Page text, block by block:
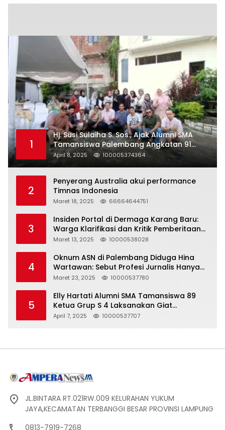
1
Hj. Susi Sulaiha S. Sos., Ajak Alumni SMA
Tamansiswa Palembang Angkatan 91
Halal Bihalal
April 8, 2025 100005374364
2
Penyerang Australia akui performance
Timnas Indonesia
Maret 18, 2025 66664644751
3
Insiden Portal di Dermaga Karang Baru:
Warga Klarifikasi dan Kritik Pemberitaan
yang Tidak Akurat
Maret 13, 2025 10000538028
4
Oknum ASN di Palembang Diduga Hina
Wartawan: Sebut Profesi Jurnalis Hanya
Seharga 2 Liter Bensin, Berujung Dugaan
Maret 23, 2025 10000537780
5
Elly Hartati Alumni SMA Tamansiswa 89
Ketua Grup S 4 Laksanakan Giat
Silaturahmi
April 7, 2025 10000537707
JL.BINTARA RT.021RW.009 KELURAHAN YUKUM
JAYA,KECAMATAN TERBANGGI BESAR PROVINSI LAMPUNG
0813-7919-7268